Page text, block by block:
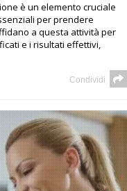
è un elemento cruciale
per prendere
a questa attività per
e i risultati effettivi,
Condividi